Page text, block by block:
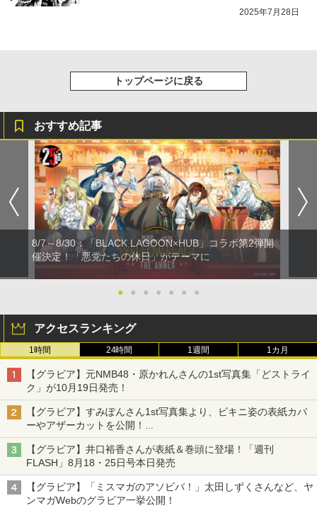
2025年7月28日
トップページに戻る
おすすめ記事
8/7～8/30：「BLACK LAGOON×HUB」コラボ第2弾開
催決定！「悪党たちの休日」がテーマに
● ● ● ● ● ● ●
アクセスランキング
1時間 24時間 1週間 1カ月
【グラビア】元NMB48・原かれんさんの1st写真集「どストライ
ク」が10月19日発売！
【グラビア】すみぽんさん1st写真集より、ビキニ姿の表紙カバ
ーやアザーカットを公開！
タイトルは「offcourt（オフコート）」に決定
【グラビア】井口裕香さんが表紙＆巻頭に登場！「週刊
FLASH」8月18・25日号本日発売
【グラビア】「ミスマガのアソビバ！」太田しずくさんなど、ヤ
ンマガWebのグラビア一挙公開！